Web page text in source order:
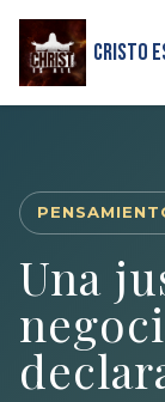
Cristo
Una